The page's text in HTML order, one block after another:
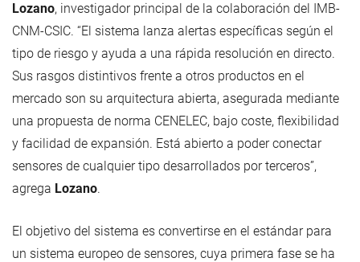
Lozano, investigador principal de la colaboración del IMB-
CNM-CSIC. “El sistema lanza alertas específicas según el
tipo de riesgo y ayuda a una rápida resolución en directo.
Sus rasgos distintivos frente a otros productos en el
mercado son su arquitectura abierta, asegurada mediante
una propuesta de norma CENELEC, bajo coste, flexibilidad
y facilidad de expansión. Está abierto a poder conectar
sensores de cualquier tipo desarrollados por terceros”,
agrega Lozano.
El objetivo del sistema es convertirse en el estándar para
un sistema europeo de sensores, cuya primera fase se ha